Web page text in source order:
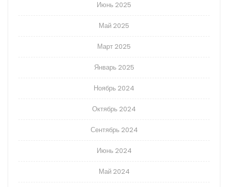
Июнь 2025
Май 2025
Март 2025
Январь 2025
Ноябрь 2024
Октябрь 2024
Сентябрь 2024
Июнь 2024
Май 2024